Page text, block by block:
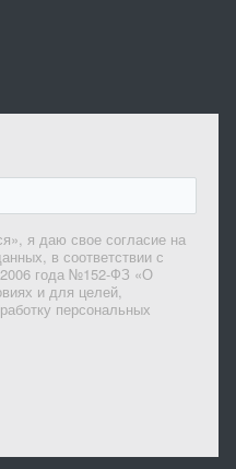
я даю свое согласие на
в соответствии с
года №152-ФЗ «О
и для целей,
персональных